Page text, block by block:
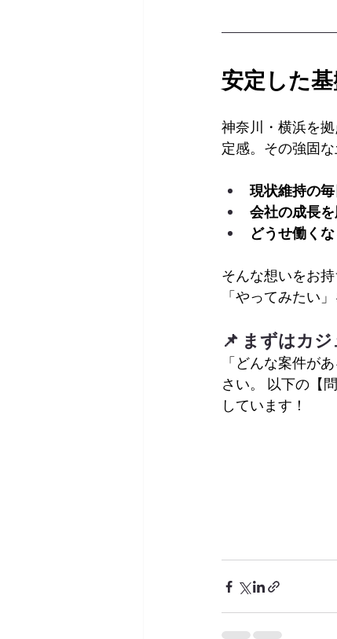
安定した
神奈川・横浜を
定感。その強固
現状維持の毎
会社の成長
どうせ働く
そんな想いをお
「やってみたい
📌 まずはカ
「どんな案件が
さい。 以下の【
しています！